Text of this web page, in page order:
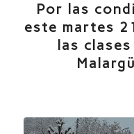
Por las
este martes
las